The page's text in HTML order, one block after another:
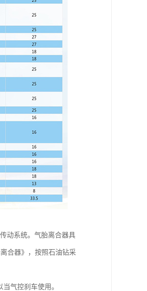
动系统。气胎离合器具
合器》，按照石油钻采
气控刹车使用。